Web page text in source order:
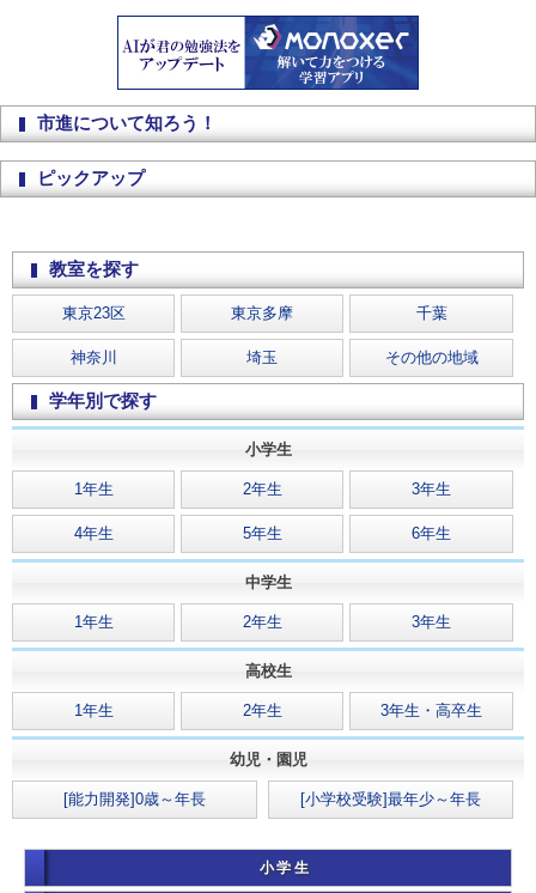
市進について知ろう！
ピックアップ
教室を探す
東京23区 東京多摩 千葉
神奈川 埼玉 その他の地域
学年別で探す
小学生
1年生 2年生 3年生
4年生 5年生 6年生
中学生
1年生 2年生 3年生
高校生
1年生 2年生 3年生・高卒生
幼児・園児
[能力開発]0歳～年長 [小学校受験]最年少～年長
小学生